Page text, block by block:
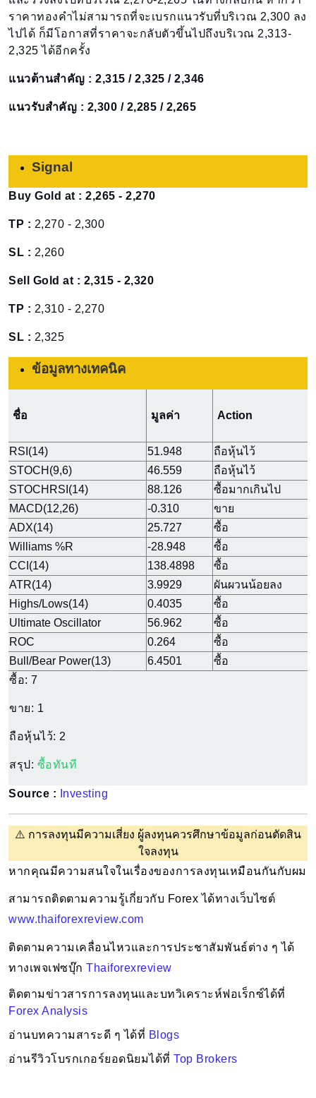
ราคาทองคำไม่สามารถที่จะเบรกแนวรับที่บริเวณ 2,300 ลง
ไปได้ ก็มีโอกาสที่ราคาจะกลับตัวขึ้นไปถึงบริเวณ 2,313-
2,325 ได้อีกครั้ง
แนวต้านสำคัญ : 2,315 / 2,325 / 2,346
แนวรับสำคัญ : 2,300 / 2,285 / 2,265
Signal
Buy Gold at : 2,265 - 2,270
TP : 2,270 - 2,300
SL : 2,260
Sell Gold at : 2,315 - 2,320
TP : 2,310 - 2,270
SL : 2,325
ข้อมูลทางเทคนิค
ชื่อ มูลค่า Action
RSI(14) 51.948
ถือหุ้นไว้
STOCH(9,6)
46.559
ถือหุ้นไว้
STOCHRSI(14)
88.126
ซื้อมากเกินไป
MACD(12,26)
-0.310
ขาย
ADX(14)
25.727
ซื้อ
Williams %R
-28.948
ซื้อ
CCI(14)
138.4898
ซื้อ
ATR(14)
3.9929
ผันผวนน้อยลง
Highs/Lows(14)
0.4035
ซื้อ
Ultimate Oscillator
56.962
ซื้อ
ROC
0.264
ซื้อ
Bull/Bear Power(13)
6.4501
ซื้อ
ซื้อ: 7
ขาย: 1
ถือหุ้นไว้: 2
สรุป: ซื้อทันที
Source : Investing
⚠️ การลงทุนมีความเสี่ยง ผู้ลงทุนควรศึกษาข้อมูลก่อนตัดสิน
ใจลงทุน
www.thaiforexreview.com
ติดตามความเคลื่อนไหวและการประชาสัมพันธ์ต่าง ๆ ได้
ทางเพจเฟซบุ๊ก Thaiforexreview
Forex Analysis
อ่านบทความสาระดี ๆ ได้ที่ Blogs
อ่านรีวิวโบรกเกอร์ยอดนิยมได้ที่ Top Brokers